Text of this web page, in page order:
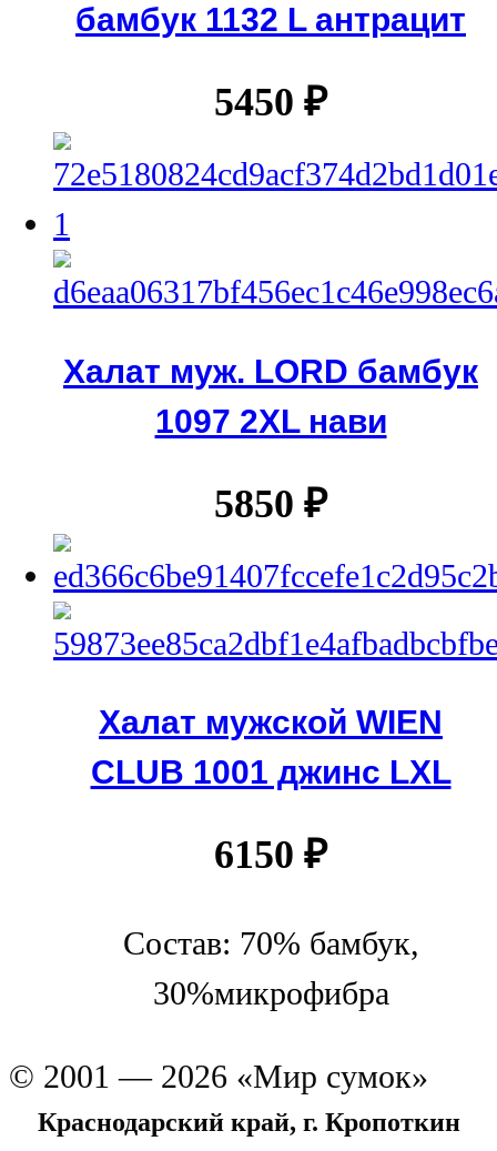
бамбук 1132 L антрацит
5450 ₽
Халат муж. LORD бамбук
1097 2XL нави
5850 ₽
Халат мужской WIEN
CLUB 1001 джинс LXL
6150 ₽
Состав: 70% бамбук,
30%микрофибра
© 2001 — 2026 «Мир сумок»
Краснодарский край, г. Кропоткин